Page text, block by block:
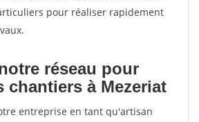
pour réaliser rapidement
réseau pour
chantiers à Mezeriat
entreprise en tant qu'artisan